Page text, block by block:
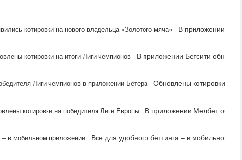
В приложении БК
В приложении Бетсити
Обновлены котировки на
В приложении Мелбет
Все для удобного беттинга – в мобильном